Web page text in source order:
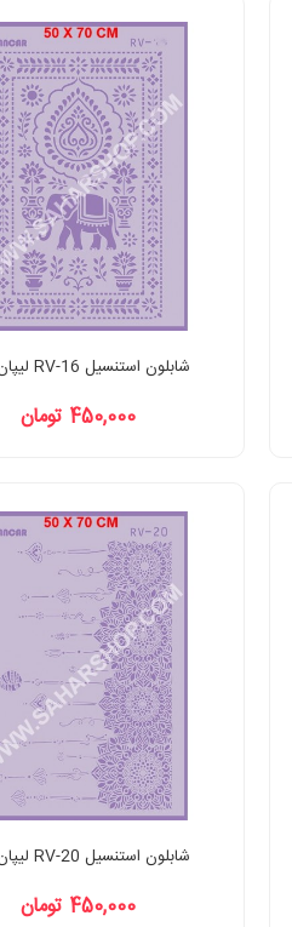
شابلون استنسیل RV-16 لیپان آرت
450,000 تومان
شابلون استنسیل RV-20 لیپان آرت
450,000 تومان